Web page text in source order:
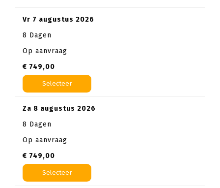
vr 7 augustus 2026
8 Dagen
Op aanvraag
€ 749,00
Selecteer
za 8 augustus 2026
8 Dagen
Op aanvraag
€ 749,00
Selecteer